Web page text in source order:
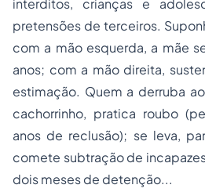
interditos, crianças e
pretensões de terceiros.
com a mão esquerda, a mãe
anos; com a mão direita,
estimação. Quem a derruba
cachorrinho, pratica roubo
anos de reclusão); se leva,
comete subtração de
doismesesde detenção...